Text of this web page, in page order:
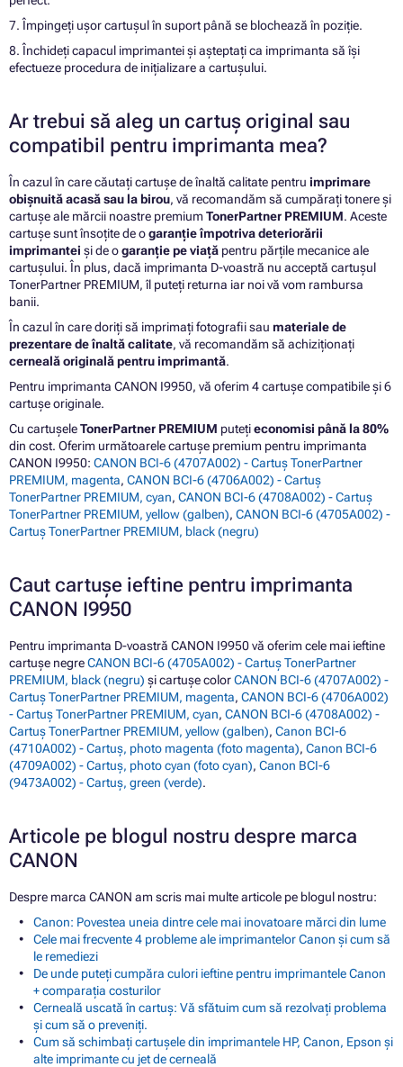
7. Împingeți ușor cartușul în suport până se blochează în poziție.
8. Închideți capacul imprimantei și așteptați ca imprimanta să își
efectueze procedura de inițializare a cartușului.
Ar trebui să aleg un cartuș original sau
compatibil pentru imprimanta mea?
În cazul în care căutați cartușe de înaltă calitate pentru imprimare
obișnuită acasă sau la birou, vă recomandăm să cumpărați tonere și
cartușe ale mărcii noastre premiumTonerPartner PREMIUM. Aceste
cartușe sunt însoțite de ogaranție împotriva deteriorării
imprimantei și de ogaranție pe viață pentru părțile mecanice ale
cartușului. În plus, dacă imprimanta D-voastră nu acceptă cartușul
TonerPartner PREMIUM, îl puteți returna iar noi vă vom rambursa
banii.
În cazul în care doriți să imprimați fotografii sau materiale de
prezentare de înaltă calitate, vă recomandăm să achiziționați
cerneală originală pentru imprimantă.
Pentru imprimanta CANON I9950, vă oferim 4 cartușe compatibile și 6
cartușe originale.
Cu cartușeleTonerPartner PREMIUM putețieconomisi până la 80%
din cost. Oferim următoarele cartușe premium pentru imprimanta
CANON I9950: CANON BCI-6 (4707A002) - Cartuș TonerPartner
PREMIUM, magenta, CANON BCI-6 (4706A002) - Cartuș
TonerPartner PREMIUM, cyan, CANON BCI-6 (4708A002) - Cartuș
TonerPartner PREMIUM, yellow (galben), CANON BCI-6 (4705A002) -
Cartuș TonerPartner PREMIUM, black (negru)
Caut cartușe ieftine pentru imprimanta
CANON I9950
Pentru imprimanta D-voastră CANON I9950 vă oferim cele mai ieftine
cartușe negreCANON BCI-6 (4705A002) - Cartuș TonerPartner
PREMIUM, black (negru) și cartușe colorCANON BCI-6 (4707A002) -
Cartuș TonerPartner PREMIUM, magenta, CANON BCI-6 (4706A002)
- Cartuș TonerPartner PREMIUM, cyan, CANON BCI-6 (4708A002) -
Cartuș TonerPartner PREMIUM, yellow (galben), Canon BCI-6
(4710A002) - Cartuș, photo magenta (foto magenta), Canon BCI-6
(4709A002) - Cartuș, photo cyan (foto cyan), Canon BCI-6
(9473A002) - Cartuș, green (verde).
Articole pe blogul nostru despre marca
CANON
Despre marca CANON am scris mai multe articole pe blogul nostru:
Canon: Povestea uneia dintre cele mai inovatoare mărci din lume
Cele mai frecvente 4 probleme ale imprimantelor Canon și cum să
le remediezi
De unde puteți cumpăra culori ieftine pentru imprimantele Canon
+ comparația costurilor
Cerneală uscată în cartuș: Vă sfătuim cum să rezolvați problema
și cum să o preveniți.
Cum să schimbați cartușele din imprimantele HP, Canon, Epson și
alte imprimante cu jet de cerneală